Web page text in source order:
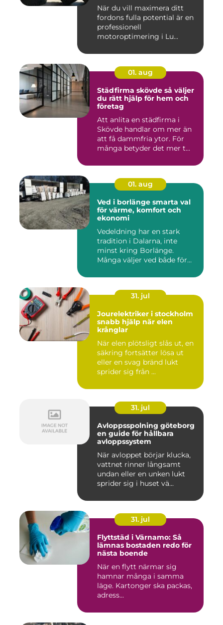
När du vill maximera ditt
fordons fulla potential är en
professionell
motoroptimering i Lu...
01. aug
Städfirma skövde så väljer
du rätt hjälp för hem och
företag
Att anlita en städfirma i
Skövde handlar om mer än
att få dammfria ytor. För
många betyder det mer t...
01. aug
Ved i borlänge smarta val
för värme, komfort och
ekonomi
Vedeldning har en stark
tradition i Dalarna, inte
minst kring Borlänge.
Många väljer ved både för
31. jul
Jourelektriker i stockholm
snabb hjälp när elen
krånglar
När elen plötsligt slås ut, en
säkring fortsätter lösa ut
eller en svag bränd lukt
sprider sig från ...
31. jul
Avloppsspolning göteborg
en guide för hållbara
avloppssystem
När avloppet börjar klucka,
vattnet rinner långsamt
undan eller en unken lukt
sprider sig i huset vä...
31. jul
Flyttstäd i Värnamo: Så
lämnas bostaden redo för
nästa boende
När en flytt närmar sig
hamnar många i samma
läge. Kartonger ska packas,
adress...